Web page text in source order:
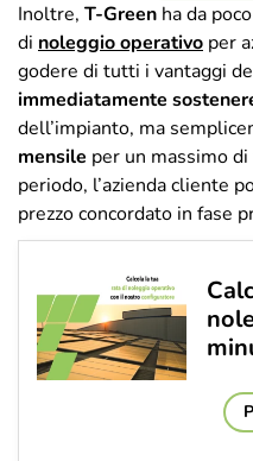
Inoltre, T-Green ha da
di noleggio operativo per
godere di tutti i vantaggi
immediatamente
dell’impianto, ma
mensile per un massimo
periodo, l’azienda cliente
prezzo concordato in fase